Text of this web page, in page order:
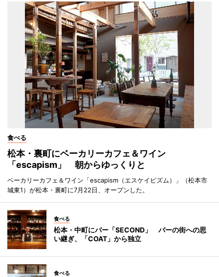
食べる
松本・裏町にベーカリーカフェ＆ワイン
「escapism」 朝からゆっくりと
ベーカリーカフェ＆ワイン「escapism（エスケイピズム）」（松本市
城東1）が松本・裏町に7月22日、オープンした。
食べる
松本・中町にバー「SECOND」 バーの街への思
い継ぎ、「COAT」から独立
食べる